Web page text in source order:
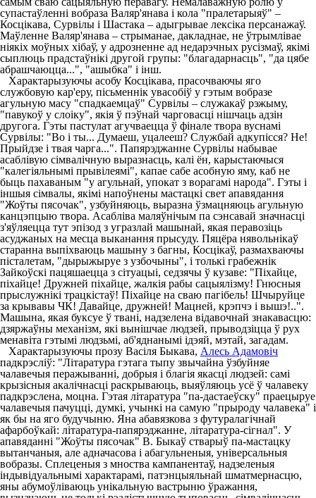
супастаўленні вобраза Валяр'янава і кола "пралетарыяў" –
Косцікава, Сурвілы і Шастака – адыгрывае лексіка персанажаў.
Маўленне Валяр'янава – стрыманае, дакладнае, не ўтрымлівае
ніякіх моўных хібаў, у адрозненне ад недарэчных русізмаў, якімі
сыплюць прадстаўнікі другой групы: "благадарнасць", "да цябе
абрашчаюцца...", "ашыбка" і інш.
Характарызуючы асобу Косцікава, прасочваючы яго
службовую кар'еру, пісьменнік увасобіў у гэтым вобразе
агульную масу "спадкаемцаў" Сурвілы – служакаў рэжыму,
"павукоў у слоіку", якія ў пэўнай чарговасці нішчаць адзін
другога. Гэты пастулат агучваецца ў фінале твора вуснамі
Сурвілы: "Во і ты... Думаеш, уцалееш? Службай адкупісся? Не!
Прыйдзе і твая чарга...". Папярэджанне Сурвілы набывае
асаблівую сімвалічную выразнасць, калі ён, карыстаючыся
"калегіяльнымі прывілеямі", капае сабе асобную яму, каб не
быць пахаваным "у агульнай, упокат з ворагамі народа". Гэты і
іншыя сімвалы, якімі напоўнены мастацкі свет апавядання
"Жоўты пясочак", узбуйняюць, выразна ўзмацняюць агульную
канцэпцыю твора. Асабліва маляўнічым па сэнсавай значнасці
з'яўляецца тут эпізод з угразлай машынай, якая перавозіць
асуджаных на месца выканання прысуду. Пяцёра нявольнікаў
старанна выпіхваюць машыну з багны, Косцікаў, размахваючы
пісталетам, "дырыжыруе з узбочыны", і толькі грабежнік
Зайкоўскі пацяшаецца з сітуацыі, седзячы ў кузаве: "Піхайце,
піхайце! Дружней піхайце, жалкія рабы сацыялізму! Гнюсныя
прыслужнікі трацкістаў! Піхайце на сваю пагібель! Шчыруйце
за крывавы ЧК! Давайце, дружней! Мацней, крэпчэ і вышэ!..".
Машына, якая буксуе ў твані, надзелена відавочнай знакавасцю:
дзяржаўны механізм, які вынішчае людзей, прыводзіцца ў рух
менавіта гэтымі людзьмі, аб'яднанымі ідэяй, мэтай, загадам.
Характарызуючы прозу Васіля Быкава, Алесь Адамовіч
падкрэсліў: "Літаратура гэтага тыпу звычайна ўзбуйняе
чалавечыя перажыванні, добрыя і благія якасці людзей: самі
крызісныя акалічнасці раскрываюць, выяўляюць усё ў чалавеку
падкрэслена, моцна. Гэтая літаратура "па-дастаеўску" праецыруе
чалавечыя пачуцці, думкі, учынкі на самую "прыроду чалавека" і
як бы на яго будучыню. Яна абавязкова з футуралагічнай
афарбоўкай: літаратура-папярэджанне, літаратура-сігнал". У
апавяданні "Жоўты пясочак" В. Быкаў стварыў па-мастацку
вытанчаныя, але адначасова і абагульненыя, універсальныя
вобразы. Сплеценыя з мноства кампанентаў, надзеленыя
індывідуальнымі характарамі, патэнцыяльнай шматмернасцю,
яны абумоўліваюць унікальную вастрыню ўражання,